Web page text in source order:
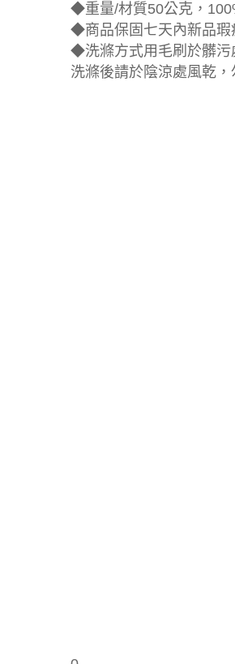
◆重量/材質50公克，
◆商品保固七天內新品瑕
◆洗滌方式用毛刷於髒污
洗滌後請於陰涼處風乾